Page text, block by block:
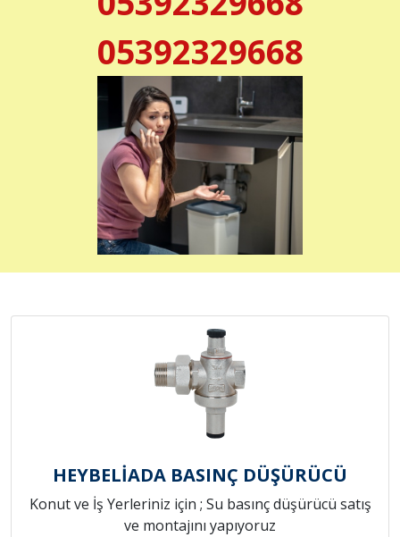
05392329668
HEYBELİADA BASINÇ DÜŞÜRÜCÜ
Konut ve İş Yerleriniz için ; Su basınç düşürücü satış
ve montajını yapıyoruz